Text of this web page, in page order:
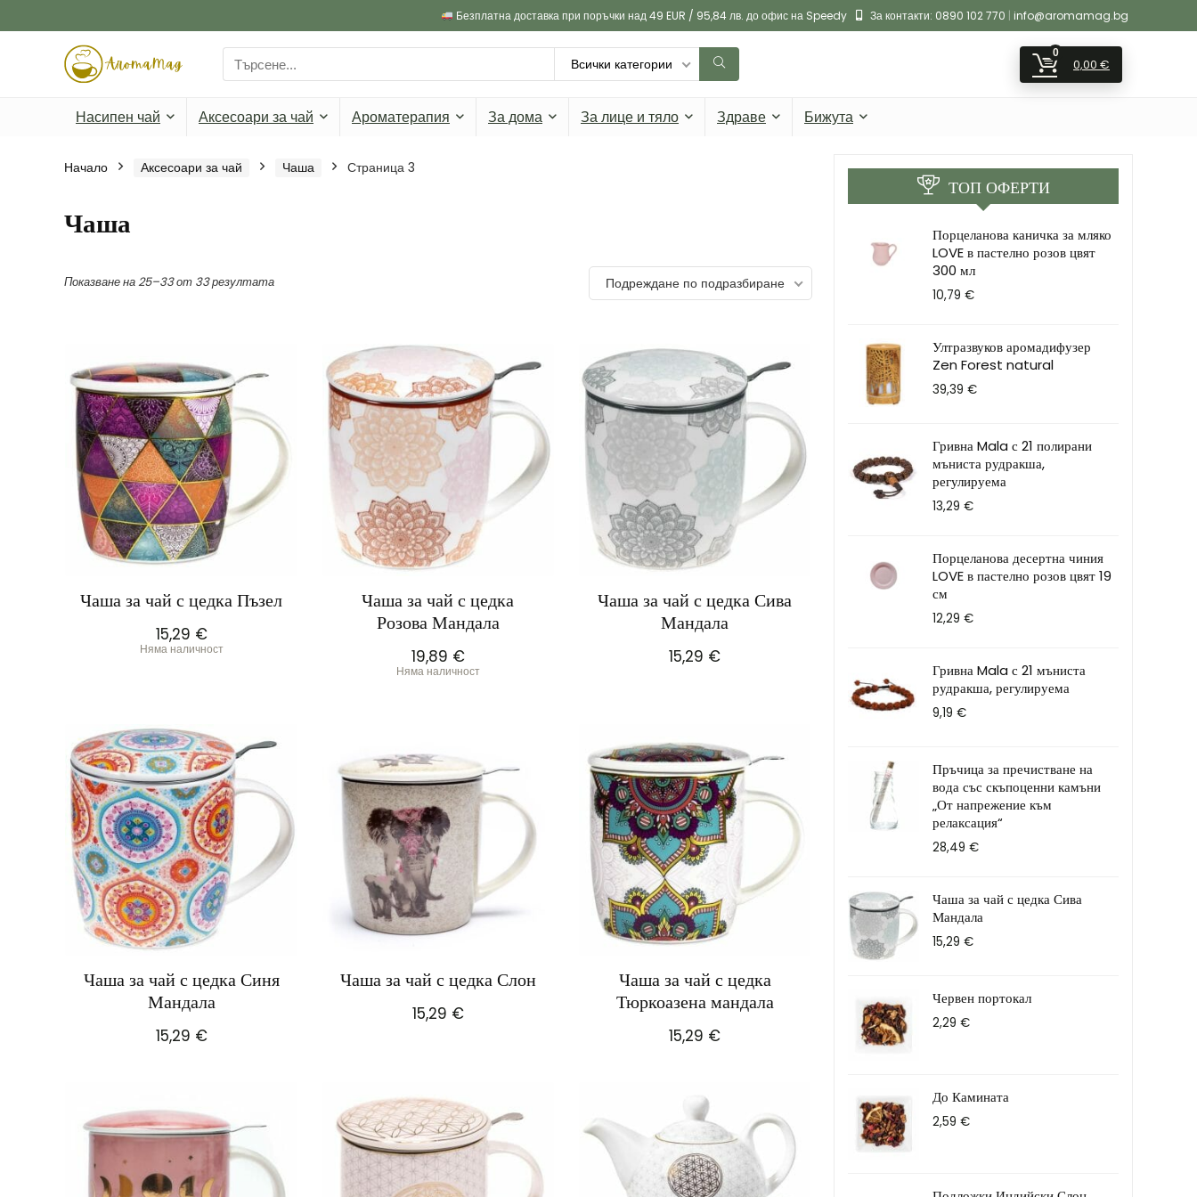
Безплатна доставка при поръчки над 49 EUR / 95,84 лв. до офис на Speedy За контакти: 0890 102 770 | info@aromamag.bg
Search
for:
Всички категории
0
0,00 €
Насипен чай Аксесоари за чай Ароматерапия За дома За лице и тяло Здраве Бижута
Начало Аксесоари за чай Чаша Страница 3
Чаша
Показване на 25–33 от 33 резултата Подреждане по подразбиране
Чаша за чай с цедка Пъзел
15,29 €
Няма наличност
Чаша за чай с цедка
Розова Мандала
19,89 €
Няма наличност
Чаша за чай с цедка Сива
Мандала
15,29 €
Чаша за чай с цедка Синя
Мандала
15,29 €
Чаша за чай с цедка Слон
15,29 €
Чаша за чай с цедка
Тюркоазена мандала
15,29 €
ТОП ОФЕРТИ
Порцеланова каничка за мляко
LOVE в пастелно розов цвят
300 мл
10,79 €
Ултразвуков аромадифузер
Zen Forest natural
39,39 €
Гривна Mala с 21 полирани
мъниста рудракша,
регулируема
13,29 €
Порцеланова десертна чиния
LOVE в пастелно розов цвят 19
см
12,29 €
Гривна Mala с 21 мъниста
рудракша, регулируема
9,19 €
Пръчица за пречистване на
вода със скъпоценни камъни
„От напрежение към
релаксация“
28,49 €
Чаша за чай с цедка Сива
Мандала
15,29 €
Червен портокал
2,29 €
До Камината
2,59 €